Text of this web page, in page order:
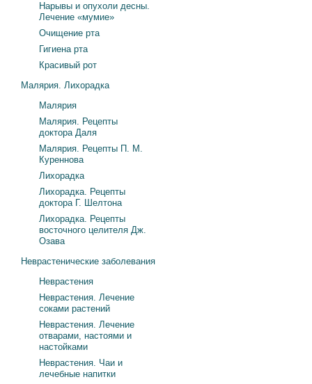
Нарывы и опухоли десны.
Лечение «мумие»
Очищение рта
Гигиена рта
Красивый рот
Малярия. Лихорадка
Малярия
Малярия. Рецепты
доктора Даля
Малярия. Рецепты П. М.
Куреннова
Лихорадка
Лихорадка. Рецепты
доктора Г. Шелтона
Лихорадка. Рецепты
восточного целителя Дж.
Озава
Неврастенические заболевания
Неврастения
Неврастения. Лечение
соками растений
Неврастения. Лечение
отварами, настоями и
настойками
Неврастения. Чаи и
лечебные напитки